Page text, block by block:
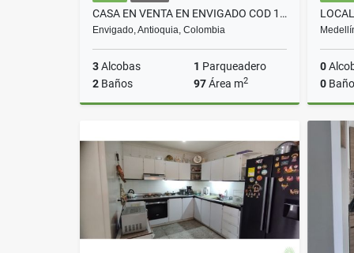
CASA EN VENTA EN ENVIGADO COD 10753
Envigado, Antioquia, Colombia
3Alcobas 1 Parqueadero
2 Baños 97Área m2
$650.000.000
0
0